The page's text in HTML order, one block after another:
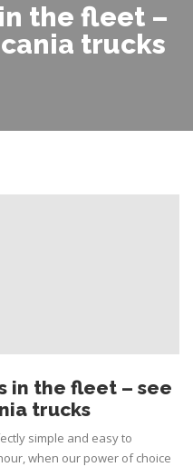
the fleet –
trucks
in the fleet – see
trucks
simple and easy to
when our power of choice